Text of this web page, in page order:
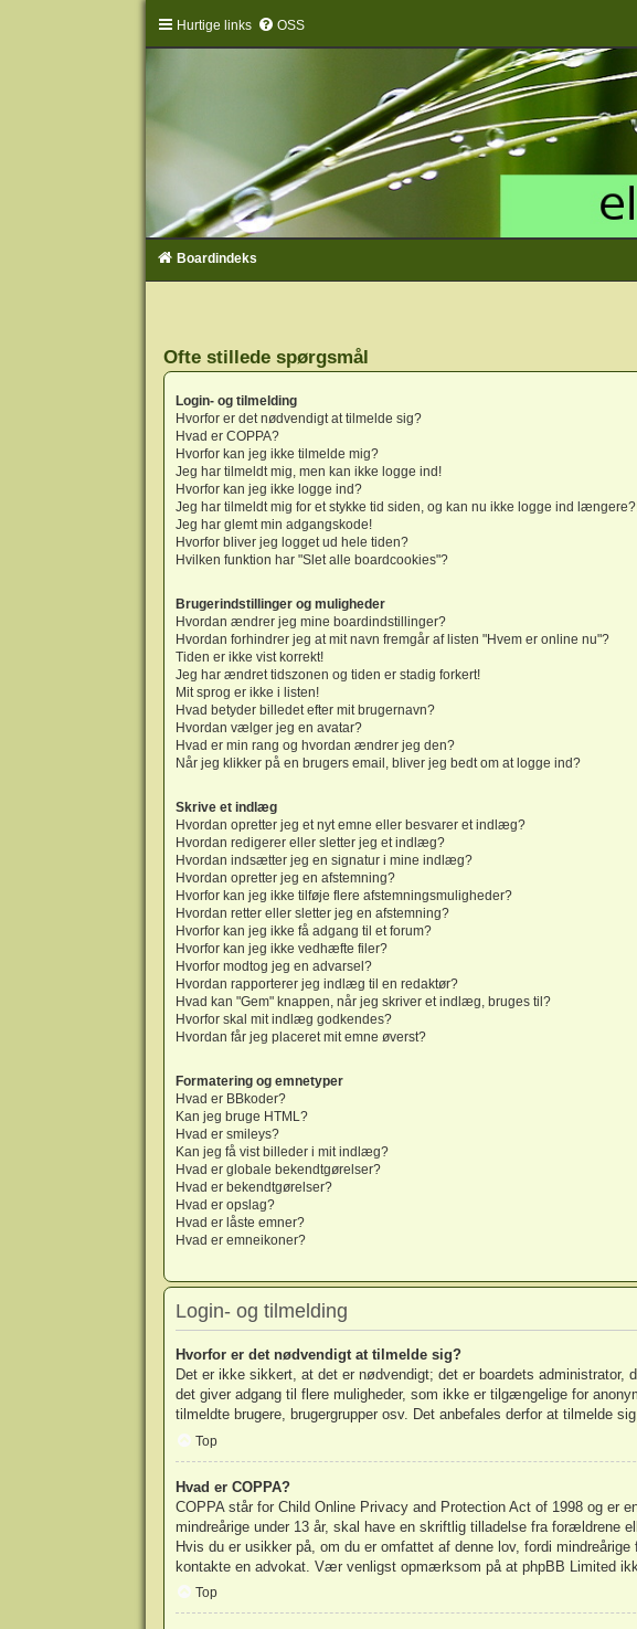
Hurtige links OSS
Boardindeks
Ofte stillede spørgsmål
Login- og tilmelding
Hvorfor er det nødvendigt at tilmelde sig?
Hvad er COPPA?
Hvorfor kan jeg ikke tilmelde mig?
Jeg har tilmeldt mig, men kan ikke logge ind!
Hvorfor kan jeg ikke logge ind?
Jeg har tilmeldt mig for et stykke tid siden, og kan nu ikke logge ind
Jeg har glemt min adgangskode!
Hvorfor bliver jeg logget ud hele tiden?
Hvilken funktion har "Slet alle boardcookies"?
Brugerindstillinger og muligheder
Hvordan ændrer jeg mine boardindstillinger?
Hvordan forhindrer jeg at mit navn fremgår af listen "Hvem er online nu"?
Tiden er ikke vist korrekt!
Jeg har ændret tidszonen og tiden er stadig forkert!
Mit sprog er ikke i listen!
Hvad betyder billedet efter mit brugernavn?
Hvordan vælger jeg en avatar?
Hvad er min rang og hvordan ændrer jeg den?
Når jeg klikker på en brugers email, bliver jeg bedt om at logge ind?
Skrive et indlæg
Hvordan opretter jeg et nyt emne eller besvarer et indlæg?
Hvordan redigerer eller sletter jeg et indlæg?
Hvordan indsætter jeg en signatur i mine indlæg?
Hvordan opretter jeg en afstemning?
Hvorfor kan jeg ikke tilføje flere afstemningsmuligheder?
Hvordan retter eller sletter jeg en afstemning?
Hvorfor kan jeg ikke få adgang til et forum?
Hvorfor kan jeg ikke vedhæfte filer?
Hvorfor modtog jeg en advarsel?
Hvordan rapporterer jeg indlæg til en redaktør?
Hvad kan "Gem" knappen, når jeg skriver et indlæg, bruges til?
Hvorfor skal mit indlæg godkendes?
Hvordan får jeg placeret mit emne øverst?
Formatering og emnetyper
Hvad er BBkoder?
Kan jeg bruge HTML?
Hvad er smileys?
Kan jeg få vist billeder i mit indlæg?
Hvad er globale bekendtgørelser?
Hvad er bekendtgørelser?
Hvad er opslag?
Hvad er låste emner?
Hvad er emneikoner?
Login- og tilmelding
Hvorfor er det nødvendigt at tilmelde sig?
Det er ikke sikkert, at det er nødvendigt; det er boardets
det giver adgang til flere muligheder, som ikke er tilgængelige for
tilmeldte brugere, brugergrupper osv. Det anbefales derfor at tilmelde
Top
Hvad er COPPA?
COPPA står for Child Online Privacy and Protection Act of 1998 og er
mindreårige under 13 år, skal have en skriftlig tilladelse fra forældrene
Hvis du er usikker på, om du er omfattet af denne lov, fordi
kontakte en advokat. Vær venligst opmærksom på at phpBB Limited
Top